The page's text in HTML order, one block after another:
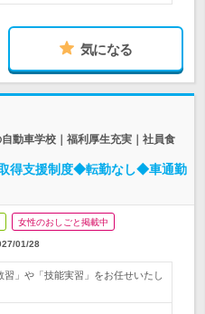
気になる
動車学校｜福利厚生充実｜社員食
得支援制度◆転勤なし◆車通勤
女性のおしごと掲載中
01/28
」や「技能実習」をお任せいたし